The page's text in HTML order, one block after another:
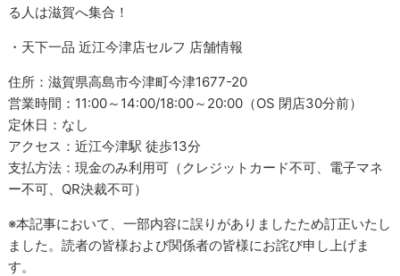
る人は滋賀へ集合！
・天下一品 近江今津店セルフ 店舗情報
住所：滋賀県高島市今津町今津1677-20
営業時間：11:00～14:00/18:00～20:00（OS 閉店30分前）
定休日：なし
アクセス：近江今津駅 徒歩13分
支払方法：現金のみ利用可（クレジットカード不可、電子マネ
ー不可、QR決裁不可）
※本記事において、一部内容に誤りがありましたため訂正いたし
ました。読者の皆様および関係者の皆様にお詫び申し上げま
す。